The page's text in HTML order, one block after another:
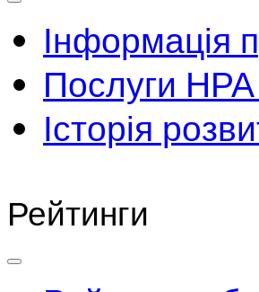
Інформація
Послуги НРА
Історія
Рейтинги